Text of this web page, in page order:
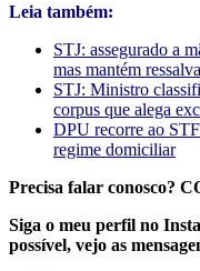
Leia também:
STJ: assegurado a
mas mantém
STJ: Ministro
corpus que alega
DPU recorre ao
regime domiciliar
Precisa falar conosco?
Siga o meu perfil no
possível, vejo as